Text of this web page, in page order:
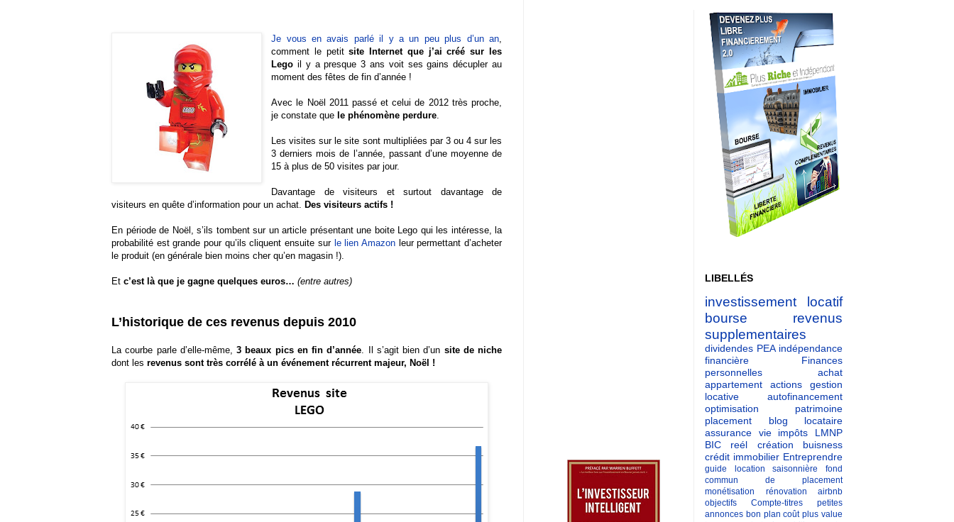
Je vous en avais parlé il y a un peu plus d’un an,
comment le petitsite Internet que j’ai créé sur les
Lego il y a presque 3 ans voit ses gains décupler au
moment des fêtes de fin d’année !
Avec le Noël 2011 passé et celui de 2012 très proche,
je constate que le phénomène perdure.
Les visites sur le site sont multipliées par 3 ou 4 sur les
3 derniers mois de l’année, passant d’une moyenne de
15 à plus de 50 visites par jour.
Davantage de visiteurs et surtout davantage de
visiteurs en quête d’information pour un achat. Des visiteurs actifs !
En période de Noël, s’ils tombent sur un article présentant une boite Lego qui les intéresse, la
probabilité est grande pour qu’ils cliquent ensuite sur le lien Amazonleur permettant d’acheter
le produit (en générale bien moins cher qu’en magasin !).
Et c’est là que je gagne quelques euros… (entre autres)
L’historique de ces revenus depuis 2010
La courbe parle d’elle-même, 3 beaux pics en fin d’année. Il s’agit bien d’un site de niche
dont les revenus sont très corrélé à un événement récurrent majeur, Noël !
LIBELLÉS
investissement locatif
bourse
revenus
supplementaires
dividendes PEA indépendance
financière
Finances
personnelles
achat
appartement
actions
gestion
locative
autofinancement
optimisation patrimoine
placement
blog
locataire
assurance vie
impôts
LMNP
BIC reél
création buisness
crédit immobilier Entreprendre
guide location saisonnière
fond
commun de placement
monétisation
rénovation
airbnb
objectifs
Compte-titres
petites
annonces bon plan coût plus value